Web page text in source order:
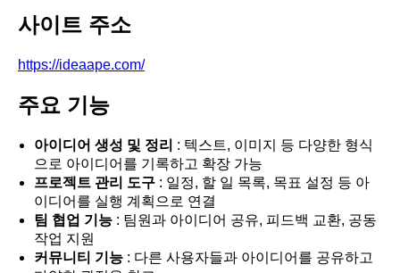
사이트 주소
https://ideaape.com/
주요 기능
아이디어 생성 및 정리 : 텍스트, 이미지 등 다양한 형식
으로 아이디어를 기록하고 확장 가능
프로젝트 관리 도구 : 일정, 할 일 목록, 목표 설정 등 아
이디어를 실행 계획으로 연결
팀 협업 기능 : 팀원과 아이디어 공유, 피드백 교환, 공동
작업 지원
커뮤니티 기능 : 다른 사용자들과 아이디어를 공유하고